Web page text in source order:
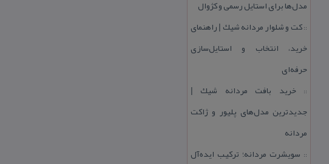
مدل‌ها برای استایل رسمی و كژوال
::كت و شلوار مردانه شیك | راهنمای
خرید، انتخاب و استایل‌سازی
حرفه‌ای
::خرید بافت مردانه شیك |
جدیدترین مدل‌های پلیور و ژاكت
مردانه
:: سویشرت مردانه؛ تركیب ایده‌آل